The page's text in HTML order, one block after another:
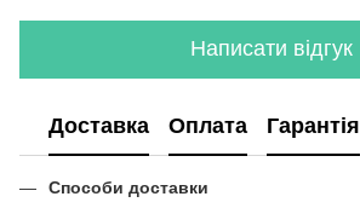
Написати відгук
Доставка Оплата Гарантія
Способи доставки